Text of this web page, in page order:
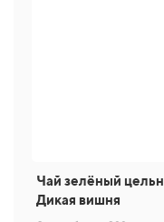
Чай зелёный
Дикая вишня